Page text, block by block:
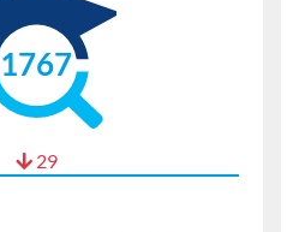
1767
29